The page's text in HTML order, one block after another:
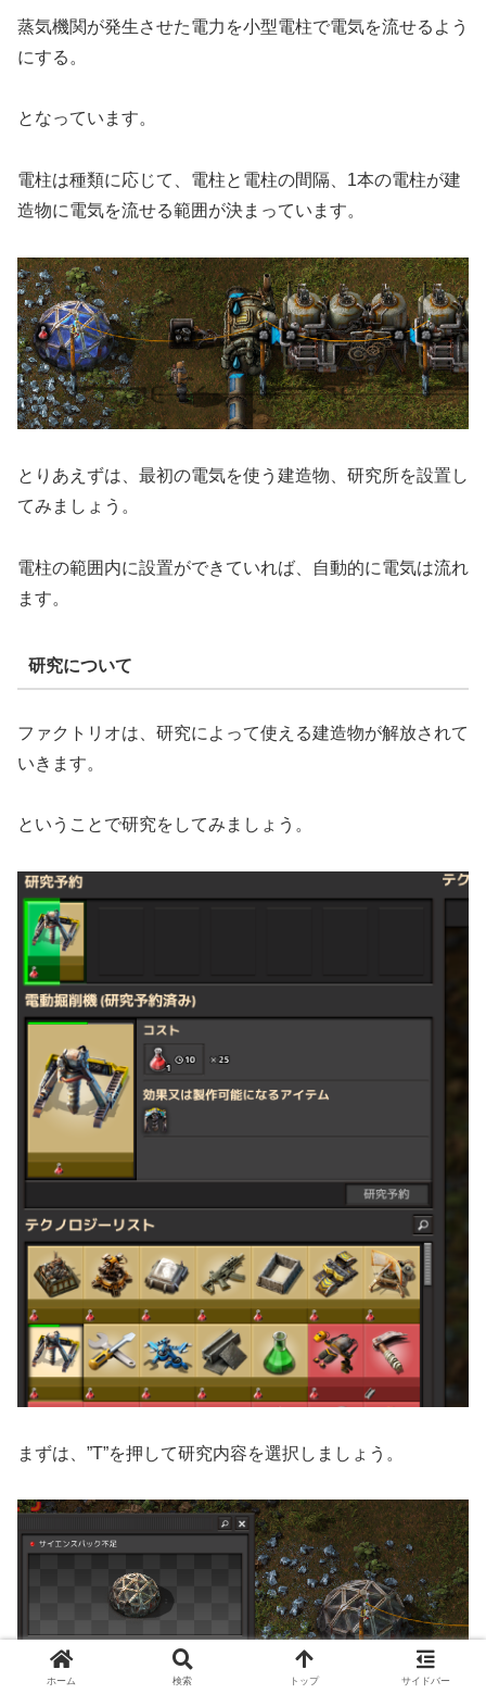
蒸気機関が発生させた電力を小型電柱で電気を流せるよう
にする。
となっています。
電柱は種類に応じて、電柱と電柱の間隔、1本の電柱が建
造物に電気を流せる範囲が決まっています。
とりあえずは、最初の電気を使う建造物、研究所を設置し
てみましょう。
電柱の範囲内に設置ができていれば、自動的に電気は流れ
ます。
研究について
ファクトリオは、研究によって使える建造物が解放されて
いきます。
ということで研究をしてみましょう。
まずは、”T”を押して研究内容を選択しましょう。
ホーム 検索 トップ サイドバー